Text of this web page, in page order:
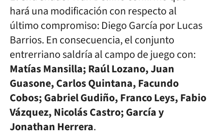
hará una modificación con respecto al
último compromiso: Diego García por Lucas
Barrios. En consecuencia, el conjunto
entrerriano saldría al campo de juego con:
Matías Mansilla; Raúl Lozano, Juan
Guasone, Carlos Quintana, Facundo
Cobos; Gabriel Gudiño, Franco Leys, Fabio
Vázquez, Nicolás Castro; García y
Jonathan Herrera.